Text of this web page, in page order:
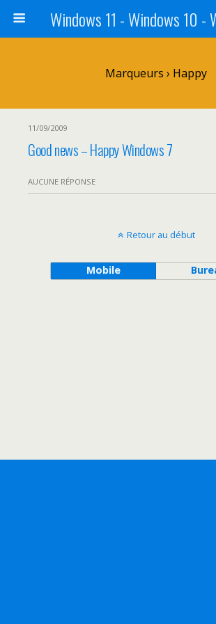
Marqueurs › Happy
11/09/2009
Good news – Happy Windows 7
AUCUNE RÉPONSE
Retour au début
Mobile